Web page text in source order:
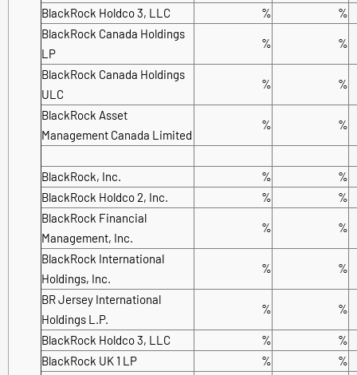
BlackRock Holdco 3, LLC %
%
BlackRock Canada Holdings
LP
% %
BlackRock Canada Holdings
ULC
% %
BlackRock Asset
Management Canada Limited
% %
BlackRock, Inc. %
%
BlackRock Holdco 2, Inc.
%
%
BlackRock Financial
Management, Inc.
% %
BlackRock International
Holdings, Inc.
% %
BR Jersey International
Holdings L.P.
% %
BlackRock Holdco 3, LLC %
%
BlackRock UK 1 LP
%
%